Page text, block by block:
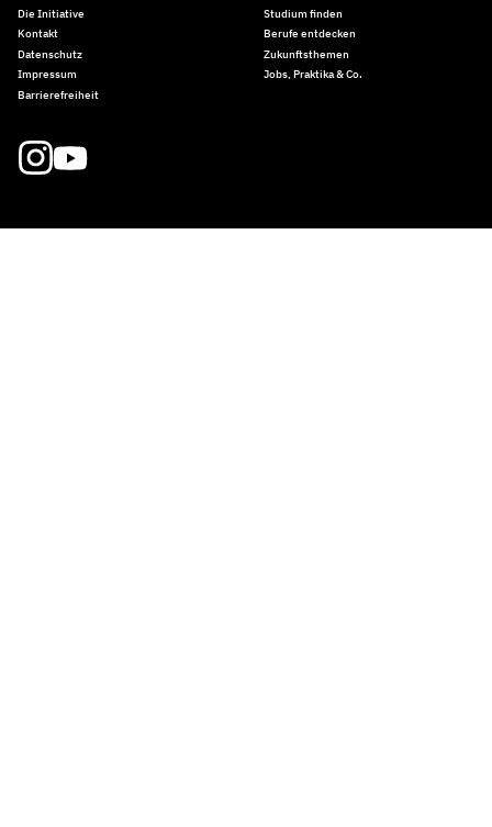
Die Initiative
Kontakt
Datenschutz
Impressum
Barrierefreiheit
Studium finden
Berufe entdecken
Zukunftsthemen
Jobs, Praktika & Co.